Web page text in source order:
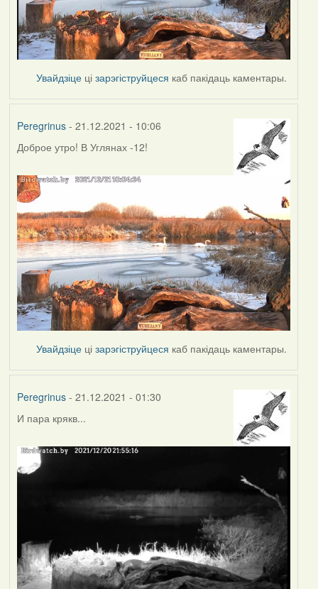
Увайдзіце цізарэгіструйцеся каб пакідаць каментары.
Peregrinus- 21.12.2021 - 10:06
Доброе утро! В Углянах -12!
Увайдзіце цізарэгіструйцеся каб пакідаць каментары.
Peregrinus- 21.12.2021 - 01:30
И пара крякв...